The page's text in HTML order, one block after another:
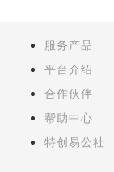
服务产品
平台介绍
合作伙伴
帮助中心
特创易公社